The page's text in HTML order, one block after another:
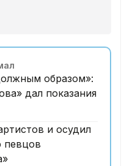
образом»:
дал показания
и осудил
певцов